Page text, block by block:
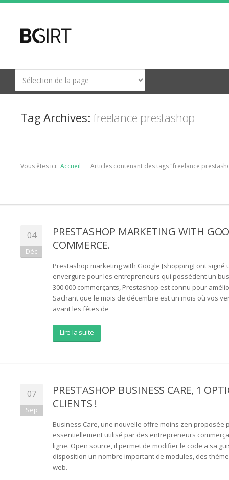
Tag Archives:freelance prestashop
Vous êtes ici: Accueil Articles contenant des tags "freelance
04
Déc
PRESTASHOP MARKETING WITH
COMMERCE.
Prestashop marketing with Google [shopping] ont signé
envergure pour les entrepreneurs qui possèdent un
300 000 commerçants, Prestashop est connu pour
Sachant que le mois de décembre est un mois où vos
avant les fêtes de
Lire la suite
07
Sep
PRESTASHOP BUSINESS CARE, 1
CLIENTS !
Business Care, une nouvelle offre moins zen proposée
essentiellement utilisé par des entrepreneurs
ligne. Open source, il permet de modifier le code a sa
disposition un nombre important de modules, des
web.